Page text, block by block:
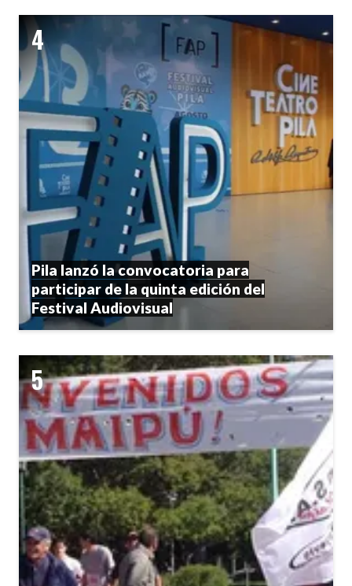
Pila lanzó la convocatoria para
participar de la quinta edición del
Festival Audiovisual